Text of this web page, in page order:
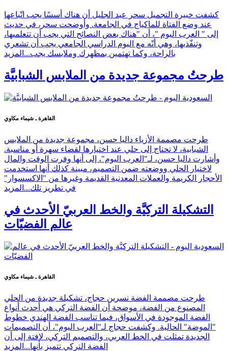
كشفت خبيرة التجميل سحر عبد الجليل أن هناك أسسًا يجب اتّباعها
عند وضع الفتاة للماكياج في الجامعة. وأوضحت سحر، في حديث
إلى " العرب اليوم "، أن "هناك بعض النصائح التي يجب أن تتعلميها،
وتنفّذيها، وهي أنّه مع اليوم الدراسي الجامعي يجب أن تشعري
بالراحة، وكما تهتمين بمظهرك وملابسك يجب... المزيد
طرحتُ مجموعة جديدة من الملابس الشبابيَّة
القاهرة ـ شيماء مكاوي
طرحت مصممة الأزياء داليا حسن، مجموعة جديدة من الملابس
الشبابية، لا تحتاج إلى حلي عند اختيارها لقضاء سهرة أو مناسبة.
وأشارت داليا حسن، لـ"العرب اليوم"، إلى أنها وفرت الوقت والمال
لاختيار الحلي ووضعته ضمن التصميم، مبينة كذلك أنها استخدمت
الأحجار الكريمة والعملات المعدنية القديمة وغيرها من "الاكسسوار"
في تطريز تلك... المزيد
التشكيلة التركيَّة والخط العربيّ الأحدث في
عالم الفضيّات
القاهرة ـ شيماء مكاوي
طرحت مصممة الفضة نسرين حجاج، تشكيلة جديدة من الحلي
المصنوع من الفضة، موضحة أن الفضة التركي هي أحدث أنواع
الفضة الموجودة في الأسواق، فيما تناسب الفضة الهندي خطوط
"الموضة" الحالية. وكشفت حجاج لـ"العرب اليوم"، أن التصميمات
الجديدة تمثلت في الخط العربي، والتصميم التركي، لافتة إلى أن
الفضة التركي تتميز بأنها... المزيد